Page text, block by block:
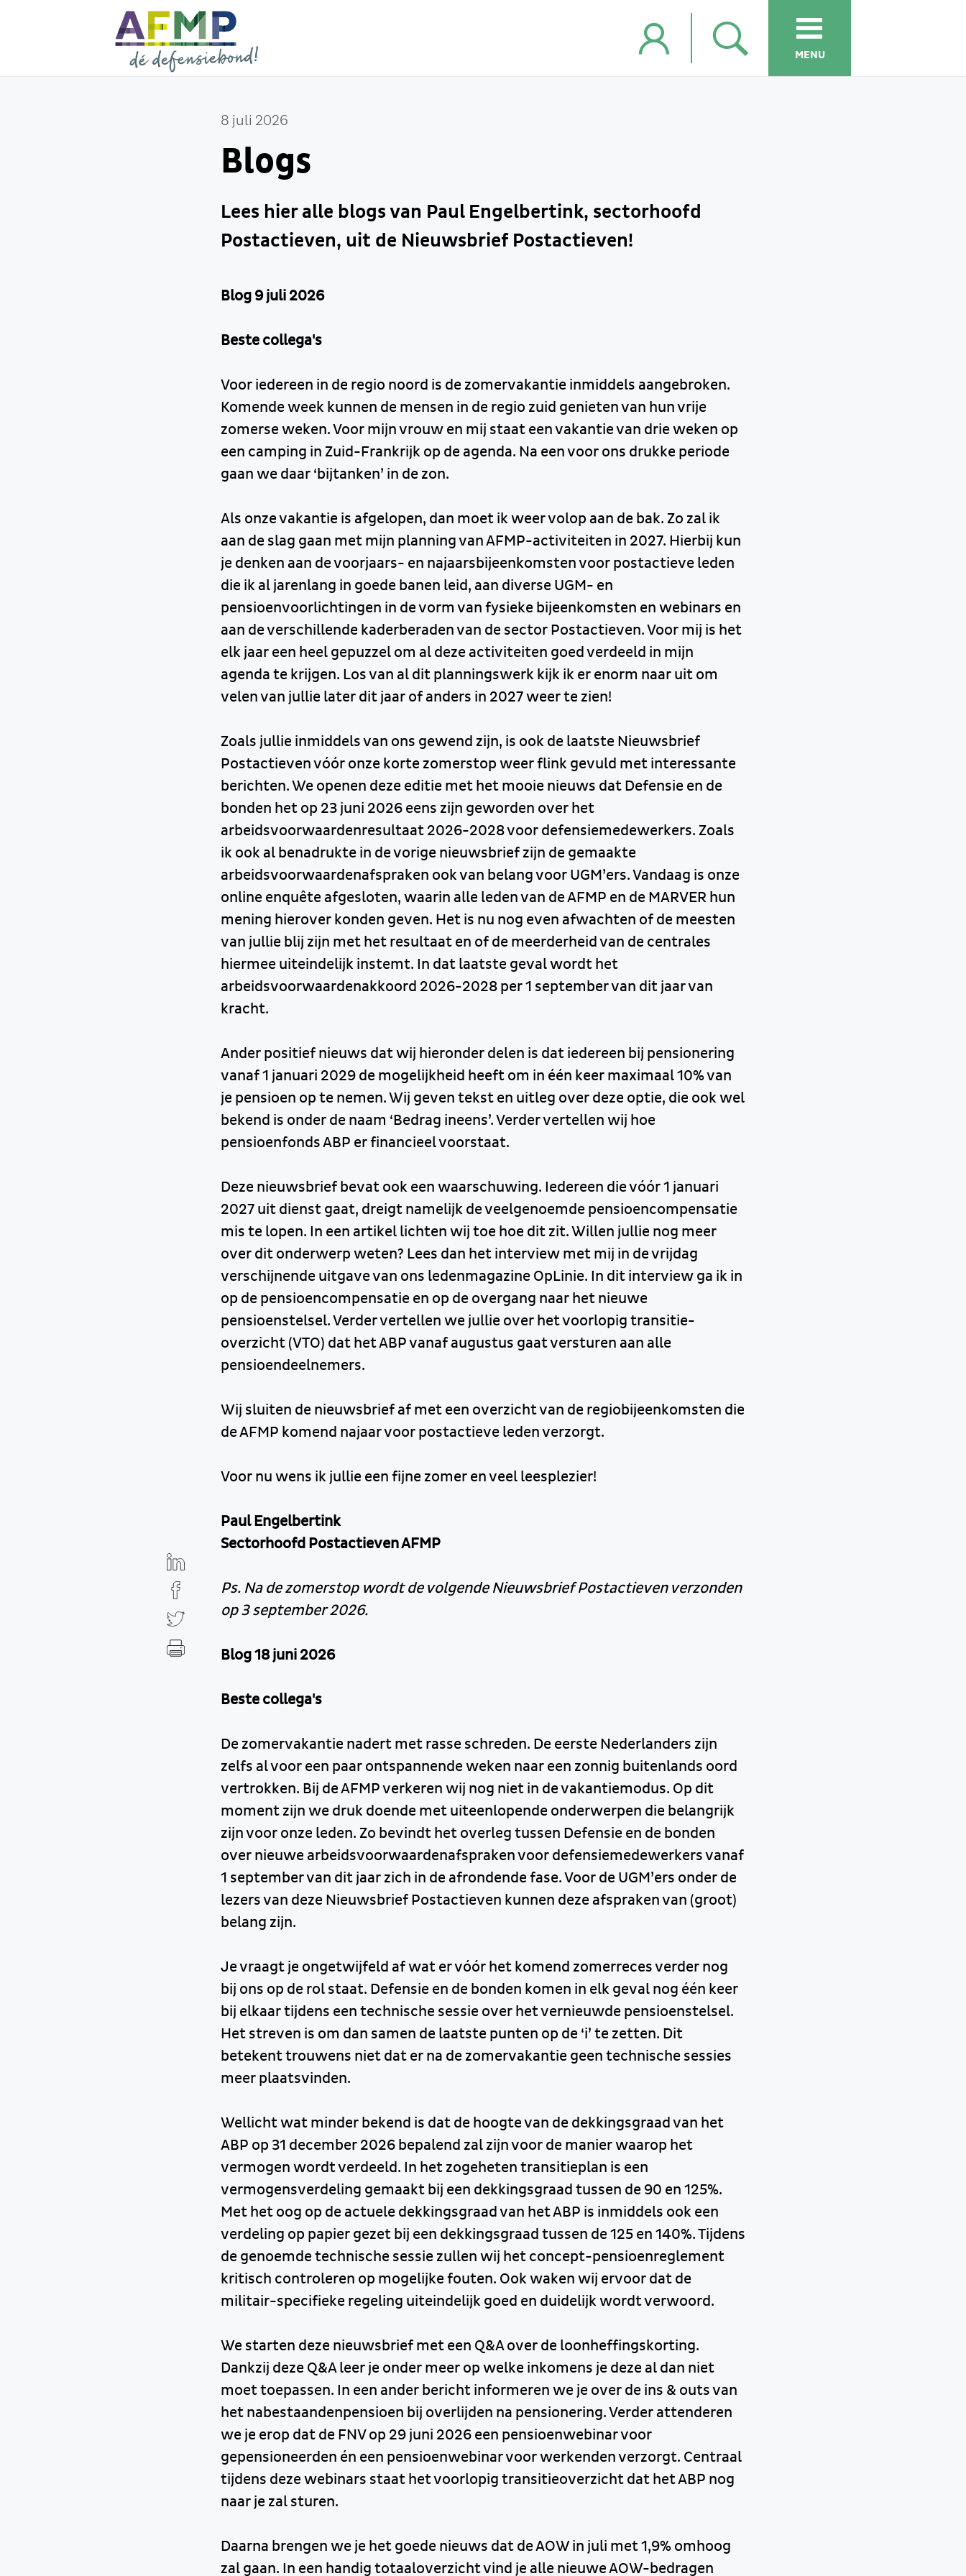
MENU
8 juli 2026
Blogs
Lees hier alle blogs van Paul Engelbertink, sectorhoofd
Postactieven, uit de Nieuwsbrief Postactieven!
Blog 9 juli 2026
Beste collega's
Voor iedereen in de regio noord is de zomervakantie inmiddels aangebroken.
Komende week kunnen de mensen in de regio zuid genieten van hun vrije
zomerse weken. Voor mijn vrouw en mij staat een vakantie van drie weken op
een camping in Zuid-Frankrijk op de agenda. Na een voor ons drukke periode
gaan we daar ‘bijtanken’ in de zon.
Als onze vakantie is afgelopen, dan moet ik weer volop aan de bak. Zo zal ik
aan de slag gaan met mijn planning van AFMP-activiteiten in 2027. Hierbij kun
je denken aan de voorjaars- en najaarsbijeenkomsten voor postactieve leden
die ik al jarenlang in goede banen leid, aan diverse UGM- en
pensioenvoorlichtingen in de vorm van fysieke bijeenkomsten en webinars en
aan de verschillende kaderberaden van de sector Postactieven. Voor mij is het
elk jaar een heel gepuzzel om al deze activiteiten goed verdeeld in mijn
agenda te krijgen. Los van al dit planningswerk kijk ik er enorm naar uit om
velen van jullie later dit jaar of anders in 2027 weer te zien!
Zoals jullie inmiddels van ons gewend zijn, is ook de laatste Nieuwsbrief
Postactieven vóór onze korte zomerstop weer flink gevuld met interessante
berichten. We openen deze editie met het mooie nieuws dat Defensie en de
bonden het op 23 juni 2026 eens zijn geworden over het
arbeidsvoorwaardenresultaat 2026-2028 voor defensiemedewerkers. Zoals
ik ook al benadrukte in de vorige nieuwsbrief zijn de gemaakte
arbeidsvoorwaardenafspraken ook van belang voor UGM’ers. Vandaag is onze
online enquête afgesloten, waarin alle leden van de AFMP en de MARVER hun
mening hierover konden geven. Het is nu nog even afwachten of de meesten
van jullie blij zijn met het resultaat en of de meerderheid van de centrales
hiermee uiteindelijk instemt. In dat laatste geval wordt het
arbeidsvoorwaardenakkoord 2026-2028 per 1 september van dit jaar van
kracht.
Ander positief nieuws dat wij hieronder delen is dat iedereen bij pensionering
vanaf 1 januari 2029 de mogelijkheid heeft om in één keer maximaal 10% van
je pensioen op te nemen. Wij geven tekst en uitleg over deze optie, die ook wel
bekend is onder de naam ‘Bedrag ineens’. Verder vertellen wij hoe
pensioenfonds ABP er financieel voorstaat.
Deze nieuwsbrief bevat ook een waarschuwing. Iedereen die vóór 1 januari
2027 uit dienst gaat, dreigt namelijk de veelgenoemde pensioencompensatie
mis te lopen. In een artikel lichten wij toe hoe dit zit. Willen jullie nog meer
over dit onderwerp weten? Lees dan het interview met mij in de vrijdag
verschijnende uitgave van ons ledenmagazine OpLinie. In dit interview ga ik in
op de pensioencompensatie en op de overgang naar het nieuwe
pensioenstelsel. Verder vertellen we jullie over het voorlopig transitie-
overzicht (VTO) dat het ABP vanaf augustus gaat versturen aan alle
pensioendeelnemers.
Wij sluiten de nieuwsbrief af met een overzicht van de regiobijeenkomsten die
de AFMP komend najaar voor postactieve leden verzorgt.
Voor nu wens ik jullie een fijne zomer en veel leesplezier!
Paul Engelbertink
Sectorhoofd Postactieven AFMP
Ps. Na de zomerstop wordt de volgende Nieuwsbrief Postactieven verzonden
op 3 september 2026.
Blog 18 juni 2026
Beste collega's
De zomervakantie nadert met rasse schreden. De eerste Nederlanders zijn
zelfs al voor een paar ontspannende weken naar een zonnig buitenlands oord
vertrokken. Bij de AFMP verkeren wij nog niet in de vakantiemodus. Op dit
moment zijn we druk doende met uiteenlopende onderwerpen die belangrijk
zijn voor onze leden. Zo bevindt het overleg tussen Defensie en de bonden
over nieuwe arbeidsvoorwaardenafspraken voor defensiemedewerkers vanaf
1 september van dit jaar zich in de afrondende fase. Voor de UGM’ers onder de
lezers van deze Nieuwsbrief Postactieven kunnen deze afspraken van (groot)
belang zijn.
Je vraagt je ongetwijfeld af wat er vóór het komend zomerreces verder nog
bij ons op de rol staat. Defensie en de bonden komen in elk geval nog één keer
bij elkaar tijdens een technische sessie over het vernieuwde pensioenstelsel.
Het streven is om dan samen de laatste punten op de ‘i’ te zetten. Dit
betekent trouwens niet dat er na de zomervakantie geen technische sessies
meer plaatsvinden.
Wellicht wat minder bekend is dat de hoogte van de dekkingsgraad van het
ABP op 31 december 2026 bepalend zal zijn voor de manier waarop het
vermogen wordt verdeeld. In het zogeheten transitieplan is een
vermogensverdeling gemaakt bij een dekkingsgraad tussen de 90 en 125%.
Met het oog op de actuele dekkingsgraad van het ABP is inmiddels ook een
verdeling op papier gezet bij een dekkingsgraad tussen de 125 en 140%. Tijdens
de genoemde technische sessie zullen wij het concept-pensioenreglement
kritisch controleren op mogelijke fouten. Ook waken wij ervoor dat de
militair-specifieke regeling uiteindelijk goed en duidelijk wordt verwoord.
We starten deze nieuwsbrief met een Q&A over de loonheffingskorting.
Dankzij deze Q&A leer je onder meer op welke inkomens je deze al dan niet
moet toepassen. In een ander bericht informeren we je over de ins & outs van
het nabestaandenpensioen bij overlijden na pensionering. Verder attenderen
we je erop dat de FNV op 29 juni 2026 een pensioenwebinar voor
gepensioneerden én een pensioenwebinar voor werkenden verzorgt. Centraal
tijdens deze webinars staat het voorlopig transitieoverzicht dat het ABP nog
naar je zal sturen.
Daarna brengen we je het goede nieuws dat de AOW in juli met 1,9% omhoog
zal gaan. In een handig totaaloverzicht vind je alle nieuwe AOW-bedragen